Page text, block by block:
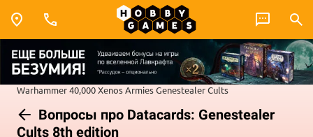
Warhammer 40,000Xenos ArmiesGenestealer Cults
Вопросы про Datacards: Genestealer
Cults 8th edition